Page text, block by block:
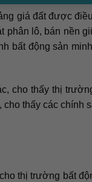
giá đất được
lô, bán nền
bất động sản
cho thấy thị
thấy các chính
thị trường bất